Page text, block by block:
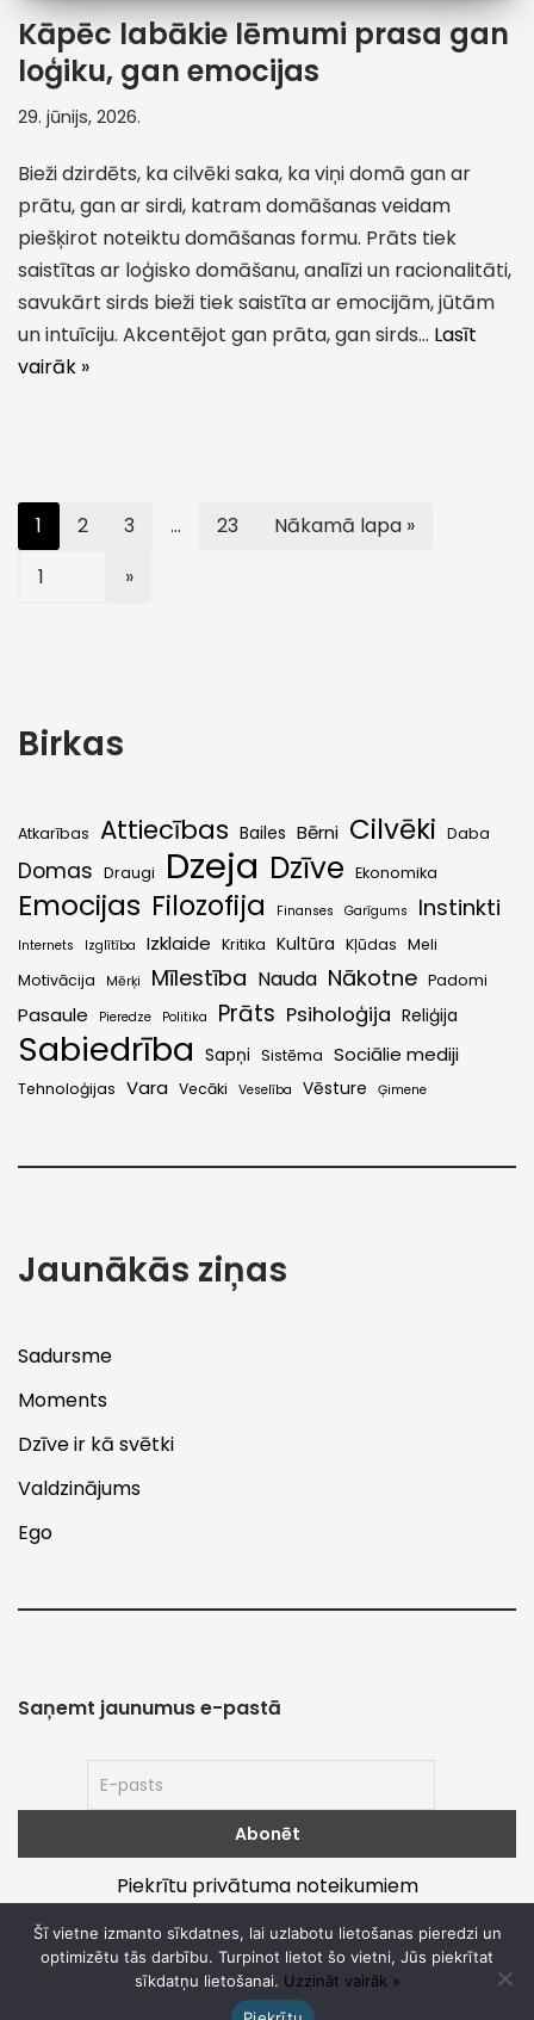
Kāpēc labākie lēmumi prasa gan
loģiku, gan emocijas
29. jūnijs, 2026.
Bieži dzirdēts, ka cilvēki saka, ka viņi domā gan ar
prātu, gan ar sirdi, katram domāšanas veidam
piešķirot noteiktu domāšanas formu. Prāts tiek
saistītas ar loģisko domāšanu, analīzi un racionalitāti,
savukārt sirds bieži tiek saistīta ar emocijām, jūtām
un intuīciju. Akcentējot gan prāta, gan sirds… Lasīt
vairāk »
1 2 3 … 23 Nākamā lapa »
Birkas
Atkarības Attiecības Bailes Bērni Cilvēki Daba
Domas Draugi Dzeja Dzīve Ekonomika
Emocijas Filozofija Finanses Garīgums Instinkti
Internets Izglītība Izklaide Kritika Kultūra Kļūdas Meli
Motivācija
Mērķi Mīlestība Nauda Nākotne Padomi
Pasaule Pieredze Politika Prāts Psiholoģija Reliģija
Sabiedrība Sapņi Sistēma Sociālie mediji
Tehnoloģijas Vara Vecāki Veselība Vēsture Ģimene
Jaunākās ziņas
Sadursme
Moments
Dzīve ir kā svētki
Valdzinājums
Ego
Saņemt jaunumus e-pastā
Piekrītu privātuma noteikumiem
Noteikumi un privātums
Šī vietne izmanto sīkdatnes, lai uzlabotu lietošanas pieredzi un
optimizētu tās darbību. Turpinot lietot šo vietni, Jūs piekrītat
sīkdatņu lietošanai. Uzzināt vairāk »